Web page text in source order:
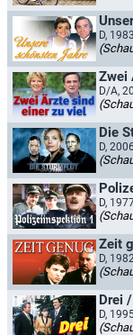
D,
Zwei
D/A,
Die
D, 2006
D,
Zeit
D,
Drei
D,